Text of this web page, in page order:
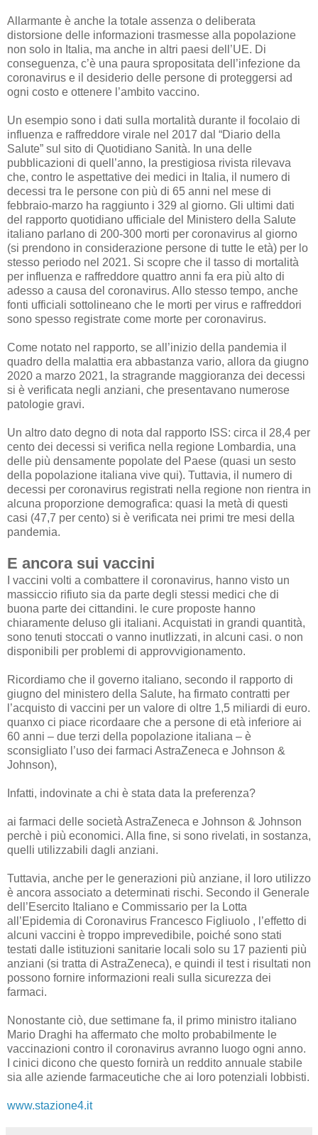
Allarmante è anche la totale assenza o deliberata
distorsione delle informazioni trasmesse alla popolazione
non solo in Italia, ma anche in altri paesi dell’UE. Di
conseguenza, c’è una paura spropositata dell’infezione da
coronavirus e il desiderio delle persone di proteggersi ad
ogni costo e ottenere l’ambito vaccino.
Un esempio sono i dati sulla mortalità durante il focolaio di
influenza e raffreddore virale nel 2017 dal “Diario della
Salute” sul sito di Quotidiano Sanità. In una delle
pubblicazioni di quell’anno, la prestigiosa rivista rilevava
che, contro le aspettative dei medici in Italia, il numero di
decessi tra le persone con più di 65 anni nel mese di
febbraio-marzo ha raggiunto i 329 al giorno. Gli ultimi dati
del rapporto quotidiano ufficiale del Ministero della Salute
italiano parlano di 200-300 morti per coronavirus al giorno
(si prendono in considerazione persone di tutte le età) per lo
stesso periodo nel 2021. Si scopre che il tasso di mortalità
per influenza e raffreddore quattro anni fa era più alto di
adesso a causa del coronavirus. Allo stesso tempo, anche
fonti ufficiali sottolineano che le morti per virus e raffreddori
sono spesso registrate come morte per coronavirus.
Come notato nel rapporto, se all’inizio della pandemia il
quadro della malattia era abbastanza vario, allora da giugno
2020 a marzo 2021, la stragrande maggioranza dei decessi
si è verificata negli anziani, che presentavano numerose
patologie gravi.
Un altro dato degno di nota dal rapporto ISS: circa il 28,4 per
cento dei decessi si verifica nella regione Lombardia, una
delle più densamente popolate del Paese (quasi un sesto
della popolazione italiana vive qui). Tuttavia, il numero di
decessi per coronavirus registrati nella regione non rientra in
alcuna proporzione demografica: quasi la metà di questi
casi (47,7 per cento) si è verificata nei primi tre mesi della
pandemia.
E ancora sui vaccini
I vaccini volti a combattere il coronavirus, hanno visto un
massiccio rifiuto sia da parte degli stessi medici che di
buona parte dei cittandini. le cure proposte hanno
chiaramente deluso gli italiani. Acquistati in grandi quantità,
sono tenuti stoccati o vanno inutlizzati, in alcuni casi. o non
disponibili per problemi di approvvigionamento.
Ricordiamo che il governo italiano, secondo il rapporto di
giugno del ministero della Salute, ha firmato contratti per
l’acquisto di vaccini per un valore di oltre 1,5 miliardi di euro.
quanxo ci piace ricordaare che a persone di età inferiore ai
60 anni – due terzi della popolazione italiana – è
sconsigliato l’uso dei farmaci AstraZeneca e Johnson &
Johnson),
Infatti, indovinate a chi è stata data la preferenza?
ai farmaci delle società AstraZeneca e Johnson & Johnson
perchè i più economici. Alla fine, si sono rivelati, in sostanza,
quelli utilizzabili dagli anziani.
Tuttavia, anche per le generazioni più anziane, il loro utilizzo
è ancora associato a determinati rischi. Secondo il Generale
dell’Esercito Italiano e Commissario per la Lotta
all’Epidemia di Coronavirus Francesco Figliuolo , l’effetto di
alcuni vaccini è troppo imprevedibile, poiché sono stati
testati dalle istituzioni sanitarie locali solo su 17 pazienti più
anziani (si tratta di AstraZeneca), e quindi il test i risultati non
possono fornire informazioni reali sulla sicurezza dei
farmaci.
Nonostante ciò, due settimane fa, il primo ministro italiano
Mario Draghi ha affermato che molto probabilmente le
vaccinazioni contro il coronavirus avranno luogo ogni anno.
I cinici dicono che questo fornirà un reddito annuale stabile
sia alle aziende farmaceutiche che ai loro potenziali lobbisti.
www.stazione4.it